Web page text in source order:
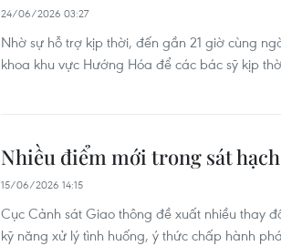
24/06/2026 03:27
Nhờ sự hỗ trợ kịp thời, đến gần 21 giờ cùng
khoa khu vực Hướng Hóa để các bác sỹ kịp
Nhiều điểm mới trong sát
15/06/2026 14:15
Cục Cảnh sát Giao thông đề xuất nhiều thay
kỹ năng xử lý tình huống, ý thức chấp hành